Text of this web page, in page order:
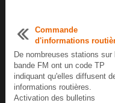
Commande
d'informations
De nombreuses stations sur
bande FM ont un code TP
indiquant qu'elles diffusent
informations routières.
Activation des bulletins